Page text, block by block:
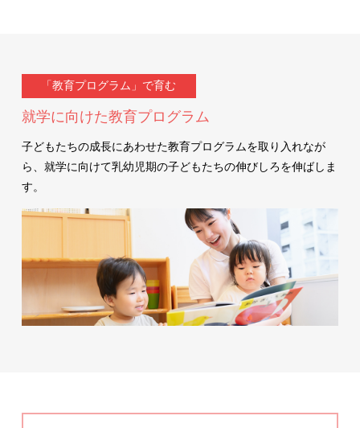
「教育プログラム」で育む
就学に向けた教育プログラム
子どもたちの成長にあわせた教育プログラムを取り入れなが
ら、就学に向けて乳幼児期の子どもたちの伸びしろを伸ばしま
す。